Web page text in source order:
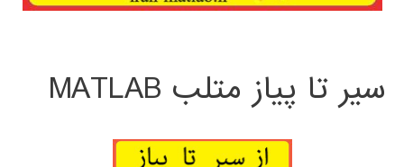
سیر تا پیاز متلب MATLAB